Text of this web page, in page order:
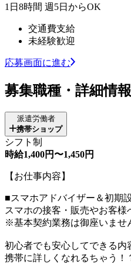
1日8時間 週5日からOK
交通費支給
未経験歓迎
応募画面に進む
募集職種・詳細情報
派遣労働者
携帯ショップ
シフト制
時給1,400円〜1,450円
【お仕事内容】
■スマホアドバイザー＆初期
スマホの接客・販売やお客様
※基本契約業務は御座いませ
初心者でも安心してできる内
携帯に詳しくなれるちゃう！